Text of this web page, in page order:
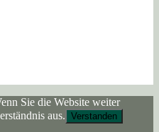
Sie die Website weiter
aus. Verstanden